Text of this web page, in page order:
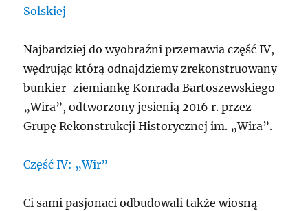
Solskiej
Najbardziej do wyobraźni przemawia część IV,
wędrując którą odnajdziemy zrekonstruowany
bunkier-ziemiankę Konrada Bartoszewskiego
„Wira”, odtworzony jesienią 2016 r. przez
Grupę Rekonstrukcji Historycznej im. „Wira”.
Część IV: „Wir”
Ci sami pasjonaci odbudowali także wiosną